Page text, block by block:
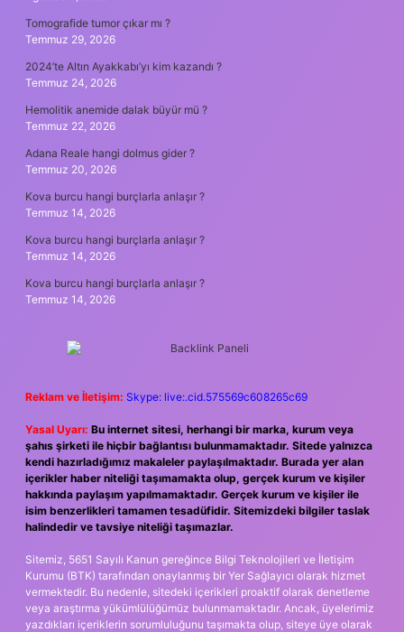
Tomografide tumor çıkar mı ?
Temmuz 29, 2026
2024’te Altın Ayakkabı’yı kim kazandı ?
Temmuz 24, 2026
Hemolitik anemide dalak büyür mü ?
Temmuz 22, 2026
Adana Reale hangi dolmus gider ?
Temmuz 20, 2026
Kova burcu hangi burçlarla anlaşır ?
Temmuz 14, 2026
Kova burcu hangi burçlarla anlaşır ?
Temmuz 14, 2026
Kova burcu hangi burçlarla anlaşır ?
Temmuz 14, 2026
Reklam ve İletişim: Skype: live:.cid.575569c608265c69
Yasal Uyarı: Bu internet sitesi, herhangi bir marka, kurum veya
şahıs şirketi ile hiçbir bağlantısı bulunmamaktadır. Sitede yalnızca
kendi hazırladığımız makaleler paylaşılmaktadır. Burada yer alan
içerikler haber niteliği taşımamakta olup, gerçek kurum ve kişiler
hakkında paylaşım yapılmamaktadır. Gerçek kurum ve kişiler ile
isim benzerlikleri tamamen tesadüfidir. Sitemizdeki bilgiler taslak
halindedir ve tavsiye niteliği taşımazlar.
Sitemiz, 5651 Sayılı Kanun gereğince Bilgi Teknolojileri ve İletişim
Kurumu (BTK) tarafından onaylanmış bir Yer Sağlayıcı olarak hizmet
vermektedir. Bu nedenle, sitedeki içerikleri proaktif olarak denetleme
veya araştırma yükümlülüğümüz bulunmamaktadır. Ancak, üyelerimiz
yazdıkları içeriklerin sorumluluğunu taşımakta olup, siteye üye olarak